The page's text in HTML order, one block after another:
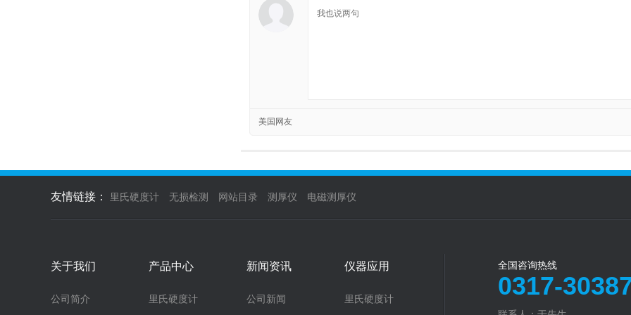
美国网友
友情链接： 里氏硬度计 无损检测 网站目录 测厚仪 电磁测厚仪
关于我们
公司简介
产品中心
里氏硬度计
新闻资讯
公司新闻
仪器应用
里氏硬度计
全国咨询热线
0317-